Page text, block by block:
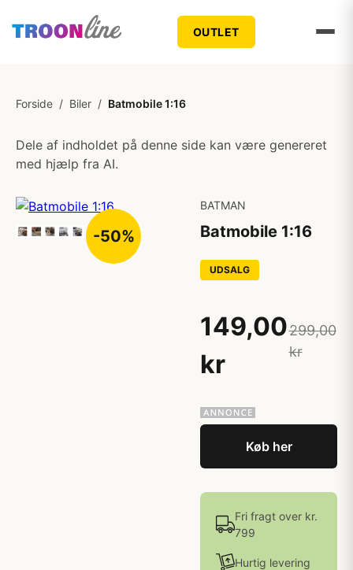
OUTLET
Forside / Biler / Batmobile 1:16
Dele af indholdet på denne side kan være genereret
med hjælp fra AI.
-50%
BATMAN
Batmobile 1:16
UDSALG
149,00
kr
299,00
kr
Køb her
Fri fragt over kr.
799
Hurtig levering